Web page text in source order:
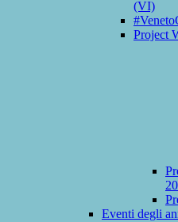
(VI)
Project
Eventi degli